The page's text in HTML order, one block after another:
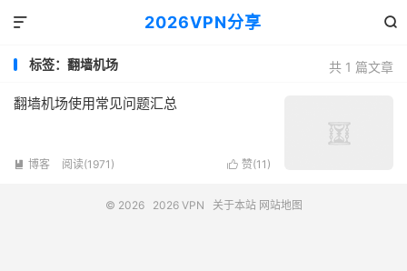
2026VPN分享 

共 1 篇文章
标签：翻墙机场
翻墙机场使用常见问题汇总
 赞(11 )
 博客 阅读(1971)
© 2026 2026 VPN 关于本站 网站地图